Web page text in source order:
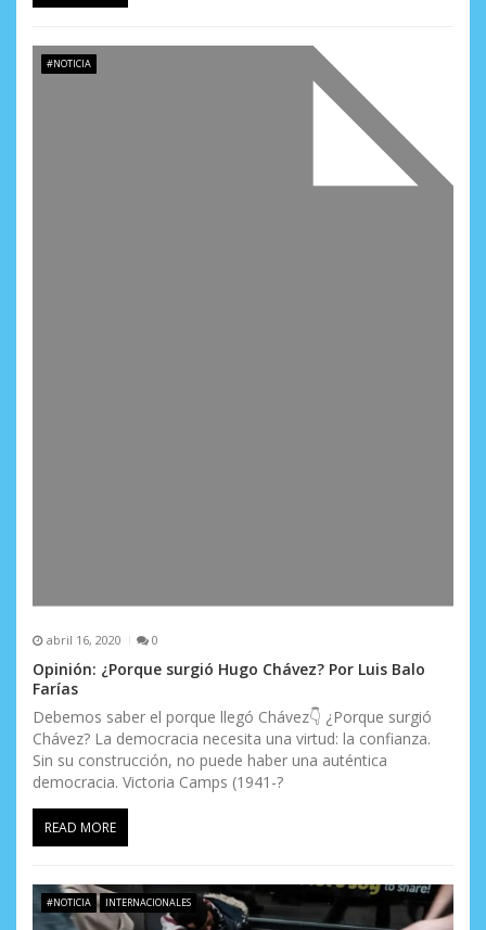
#NOTICIA
abril 16, 2020 0
Opinión: ¿Porque surgió Hugo Chávez? Por Luis Balo
Farías
Debemos saber el porque llegó Chávez👇 ¿Porque surgió
Chávez? La democracia necesita una virtud: la confianza.
Sin su construcción, no puede haber una auténtica
democracia. Victoria Camps (1941-?
READ MORE
#NOTICIA INTERNACIONALES